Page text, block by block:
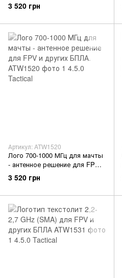
3 520 грн
Артикул: ATW1520
Лого 700-1000 МГц для мачты
- антенное решение для FPV и
других БПЛА.
3 520 грн